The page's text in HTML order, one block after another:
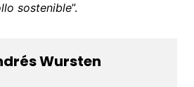
sostenible”.
Wursten